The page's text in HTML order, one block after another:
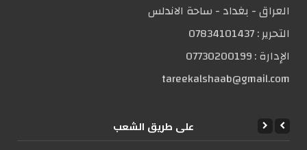
العراق - بغداد - ساحة الاندلس
التحریر :07834101437
الإدارة :07730200199
tareekalshaab@gmail.com
علی طریق الشعب